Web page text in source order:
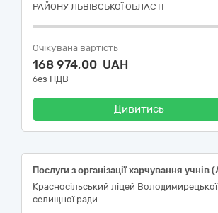
РАЙОНУ ЛЬВІВСЬКОЇ ОБЛАСТІ
Очікувана вартість
168 974,00 UAH
без ПДВ
Дивитись
Красносільський ліцей Володимирецької
селищної ради